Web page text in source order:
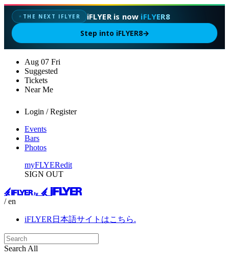
✦ THE NEXT IFLYER iFLYER is now iFLYER8
Step into iFLYER8→
Aug 07 Fri
Suggested
Tickets
Near Me
Login / Register
Events
Bars
Photos
myFLYERedit
SIGN OUT
/ en
iFLYER日本語サイトはこちら.
Search All